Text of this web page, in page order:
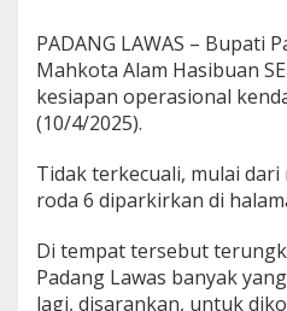
K
e
s
i
a
n
A
e
t
PADANG LAWAS – Bupati
Mahkota Alam Hasibuan
kesiapan operasional
(10/4/2025).
Tidak terkecuali, mulai dari
roda 6 diparkirkan di
Di tempat tersebut
Padang Lawas banyak
lagi, disarankan, untuk